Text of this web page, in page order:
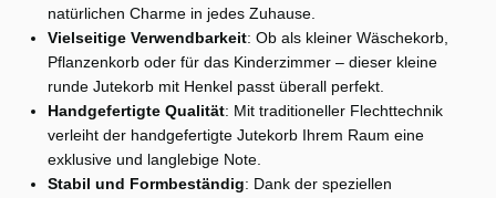
natürlichen Charme in jedes Zuhause.
Vielseitige Verwendbarkeit: Ob als kleiner Wäschekorb,
Pflanzenkorb oder für das Kinderzimmer – dieser kleine
runde Jutekorb mit Henkel passt überall perfekt.
Handgefertigte Qualität: Mit traditioneller Flechttechnik
verleiht der handgefertigte Jutekorb Ihrem Raum eine
exklusive und langlebige Note.
Stabil und Formbeständig: Dank der speziellen